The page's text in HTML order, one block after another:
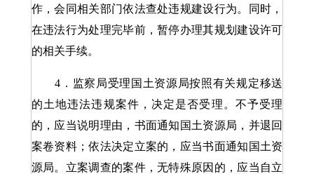
作，会同相关部门依法查处违规建设行为。同时，
在违法行为处理完毕前，暂停办理其规划建设许可
的相关手续。
4．监察局受理国土资源局按照有关规定移送
的土地违法违规案件，决定是否受理。不予受理
的，应当说明理由，书面通知国土资源局，并退回
案卷资料；依法决定立案的，应当书面通知国土资
源局。立案调查的案件，无特殊原因的，应当自立